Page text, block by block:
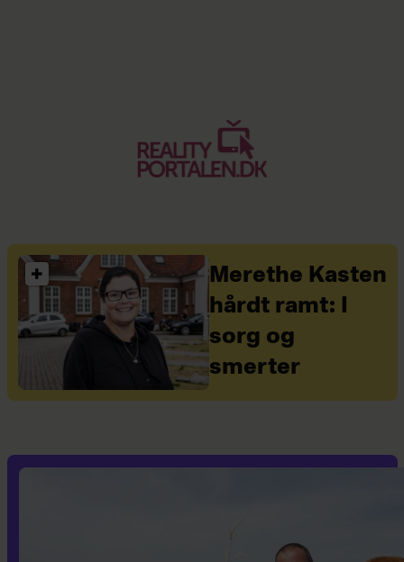
Merethe Kasten
hårdt ramt: I
sorg og
smerter